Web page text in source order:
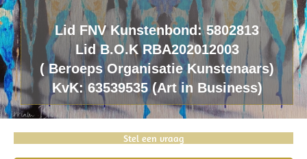
Lid FNV Kunstenbond: 5802813
Lid B.O.K RBA202012003
(BeroepsOrganisatieKunstenaars)
KvK: 63539535 (Art in Business)
Stel een vraag